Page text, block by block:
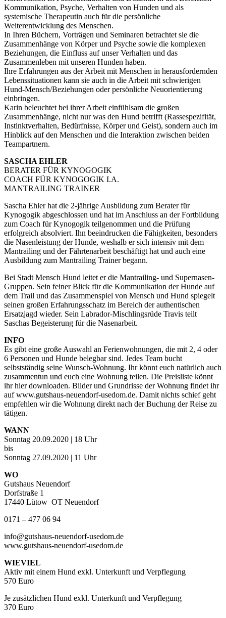
Kommunikation, Psyche, Verhalten von Hunden und als
systemische Therapeutin auch für die persönliche
Weiterentwicklung des Menschen.
In Ihren Büchern, Vorträgen und Seminaren betrachtet sie die
Zusammenhänge von Körper und Psyche sowie die komplexen
Beziehungen, die Einfluss auf unser Verhalten und das
Zusammenleben mit unseren Hunden haben.
Ihre Erfahrungen aus der Arbeit mit Menschen in herausfordernden
Lebenssituationen kann sie auch in die Arbeit mit schwierigen
Hund-Mensch/Beziehungen oder persönliche Neuorientierung
einbringen.
Karin beleuchtet bei ihrer Arbeit einfühlsam die großen
Zusammenhänge, nicht nur was den Hund betrifft (Rassespezifität,
Instinktverhalten, Bedürfnisse, Körper und Geist), sondern auch im
Hinblick auf den Menschen und die Interaktion zwischen beiden
Teampartnern.
SASCHA EHLER
BERATER FÜR KYNOGOGIK
COACH FÜR KYNOGOGIK I.A.
MANTRAILING TRAINER
Sascha Ehler hat die 2-jährige Ausbildung zum Berater für
Kynogogik abgeschlossen und hat im Anschluss an der Fortbildung
zum Coach für Kynogogik teilgenommen und die Prüfung
erfolgreich absolviert. Ihn beeindrucken die Fähigkeiten, besonders
die Nasenleistung der Hunde, weshalb er sich intensiv mit dem
Mantrailing und der Fährtenarbeit beschäftigt hat und auch eine
Ausbildung zum Mantrailing Trainer begann.
Bei Stadt Mensch Hund leitet er die Mantrailing- und Supernasen-
Gruppen. Sein feiner Blick für die Kommunikation der Hunde auf
dem Trail und das Zusammenspiel von Mensch und Hund spiegelt
seinen großen Erfahrungsschatz im Bereich der authentischen
Ersatzjagd wieder. Sein Labrador-Mischlingsrüde Travis teilt
Saschas Begeisterung für die Nasenarbeit.
INFO
Es gibt eine große Auswahl an Ferienwohnungen, die mit 2, 4 oder
6 Personen und Hunde belegbar sind. Jedes Team bucht
selbstständig seine Wunsch-Wohnung. Ihr könnt euch natürlich auch
zusammentun und euch eine Wohnung teilen. Die Preisliste könnt
ihr hier downloaden. Bilder und Grundrisse der Wohnung findet ihr
auf www.gutshaus-neuendorf-usedom.de. Damit nichts schief geht
empfehlen wir die Wohnung direkt nach der Buchung der Reise zu
tätigen.
WANN
Sonntag 20.09.2020 | 18 Uhr
bis
Sonntag 27.09.2020 | 11 Uhr
WO
Gutshaus Neuendorf
Dorfstraße 1
17440 Lütow OT Neuendorf
0171 – 477 06 94
info@gutshaus-neuendorf-usedom.de
www.gutshaus-neuendorf-usedom.de
WIEVIEL
Aktiv mit einem Hund exkl. Unterkunft und Verpflegung
570 Euro
Je zusätzlichen Hund exkl. Unterkunft und Verpflegung
370 Euro